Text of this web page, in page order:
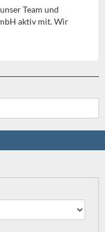
Team und
aktiv mit. Wir